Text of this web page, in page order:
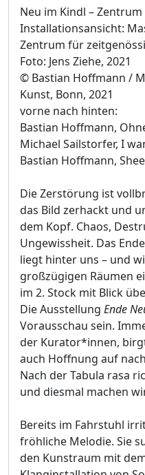
Installationsansicht:
Zentrum für
Foto: Jens Ziehe, 2021
© Bastian Hoffmann /
Kunst, Bonn, 2021
vorne nach hinten:
Bastian Hoffmann,
Michael Sailstorfer, I
Bastian Hoffmann,
Die Zerstörung ist
das Bild zerhackt und
dem Kopf. Chaos,
Ungewissheit. Das
liegt hinter uns – und
großzügigen Räumen
im 2. Stock mit Blick
Die Ausstellung Ende
Vorausschau sein.
der Kurator*innen,
auch Hoffnung auf
Nach der Tabula rasa
und diesmal machen
Bereits im Fahrstuhl
fröhliche Melodie. Sie
den Kunstraum mit